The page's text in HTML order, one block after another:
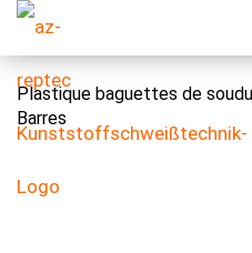
Plastique baguettes de
Barres